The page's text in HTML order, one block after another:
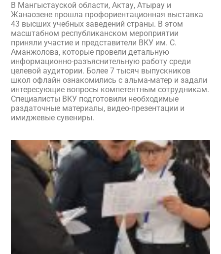
В Мангыстауской области, Актау, Атырау и
Жанаозене прошла профориентационная выставка
43 высших учебных заведений страны. В этом
масштабном республиканском мероприятии
приняли участие и представители ВКУ им. С.
Аманжолова, которые провели детальную
информационно-разъяснительную работу среди
целевой аудитории. Более 7 тысяч выпускников
школ офлайн ознакомились с альма-матер и задали
интересующие вопросы компетентным сотрудникам.
Специалисты ВКУ подготовили необходимые
раздаточные материалы, видео-презентации и
имиджевые сувениры.